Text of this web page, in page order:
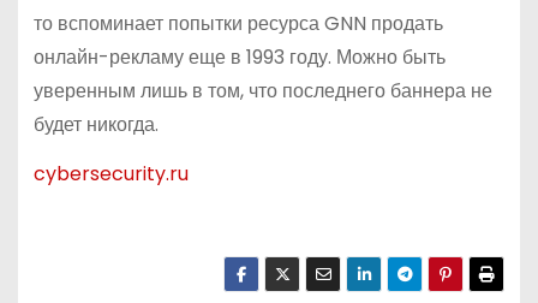
то вспоминает попытки ресурса GNN продать
онлайн-рекламу еще в 1993 году. Можно быть
уверенным лишь в том, что последнего баннера не
будет никогда.
cybersecurity.ru